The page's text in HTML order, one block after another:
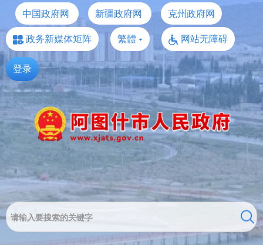
中国政府网 新疆政府网
克州政府网
政务新媒体矩阵
繁體 网站无障碍
登录